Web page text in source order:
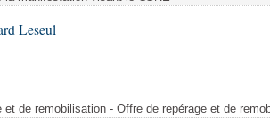
Leseul
de remobilisation - Offre de repérage et de